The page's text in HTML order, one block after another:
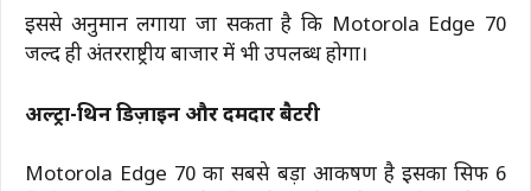
इससे अनुमान लगाया जा सकता है कि Motorola Edge 70
जल्द ही अंतरराष्ट्रीय बाजार में भी उपलब्ध होगा।
अल्ट्रा-थिन डिज़ाइन और दमदार बैटरी
Motorola Edge 70 का सबसे बड़ा आकर्षण है इसका सिर्फ 6